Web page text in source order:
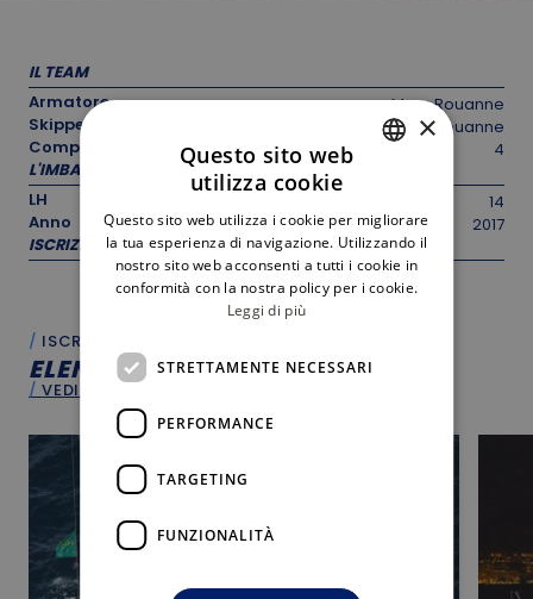
IL TEAM
Armatore
Marc Rouanne
Skipper
Marc Rouanne
Componenti equipaggio
4
L'IMBARCAZIONE
LH
14
Anno
2017
ISCRIZIONE
ISCRITTI
ELENCOISCRITTI
VEDI TUTTO
ENGLISH
×
Questo sito web
utilizza cookie
Questo sito web utilizza i cookie per migliorare
la tua esperienza di navigazione. Utilizzando il
nostro sito web acconsenti a tutti i cookie in
conformità con la nostra policy per i cookie.
Leggi di più
STRETTAMENTE NECESSARI
PERFORMANCE
TARGETING
FUNZIONALITÀ